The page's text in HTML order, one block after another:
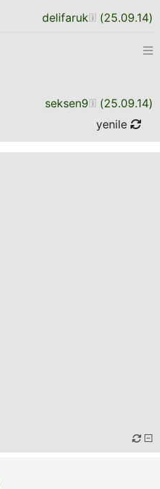
delifaruk (25.09.14)
seksen9 (25.09.14)
yenile